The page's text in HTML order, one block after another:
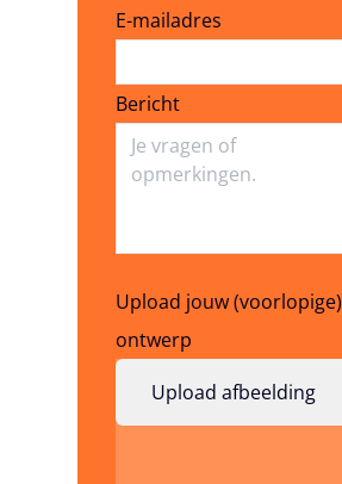
E-mailadres
E-mailadres
Bericht
Upload jouw (voorlopige)
ontwerp